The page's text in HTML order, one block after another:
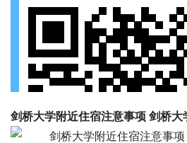
剑桥大学附近住宿注意事项 剑桥大